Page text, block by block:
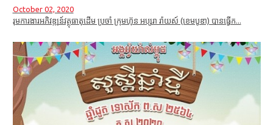
October 02, 2020
រុមការងារអភិវឌ្ឍន៍វត្ថុធាតុដើម ប្រចាំ ក្រុមហ៊ុន អប្សរា រ៉ាយស៍ (ខេមបូឌា) បានធ្វើក...